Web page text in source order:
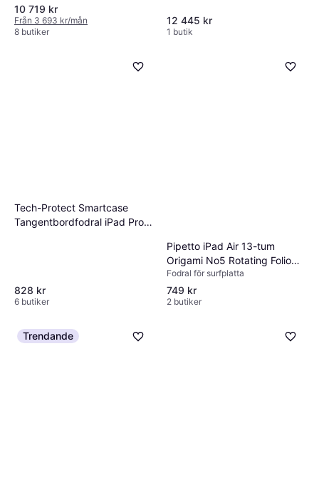
Starlight
10 719 kr
Från 3 693 kr/mån
8 butiker
12 445 kr
1 butik
Tech-Protect Smartcase
Tangentbordfodral iPad Pro
828 kr
6 butiker
Pipetto iPad Air 13-tum
Origami No5 Rotating Folio
Case
Fodral för surfplatta
749 kr
2 butiker
Trendande